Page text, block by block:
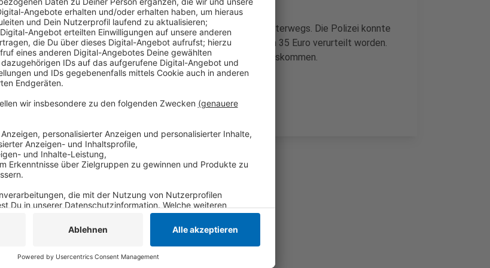
Statt der erlaubten 50 km/h war der Mann mit bis zu 130 km/h unterwegs. Die Polizei konnte
den Raser stoppen. Jetzt ist der Brachter zu 60 Tagessätzen von 35 Euro verurteilt worden.
Außerdem muss er acht Monate lang ohne seinen Führerschein auskommen.
Anzeige